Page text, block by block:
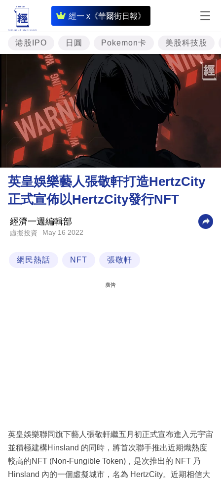
經一 x《華爾街日報》
即
時
財
經
專
題
投
資
樓
市
理
財
商
業
科
區
港股IPO 日圓 Pokemon卡 美股科技股
英皇娛樂藝人張敬軒打造HertzCity
正式宣佈以HertzCity發行NFT
經濟一週編輯部
虛擬投資 May 16 2022
網民熱話 NFT 張敬軒
廣告
英皇娛樂聯同旗下藝人張敬軒繼五月初正式宣布進入元宇宙
並積極建構Hinsland 的同時，將首次聯手推出近期熾熱度
較高的NFT (Non-Fungible Token)，是次推出的 NFT 乃
Hinsland 內的一個虛擬城市，名為 HertzCity。近期相信大